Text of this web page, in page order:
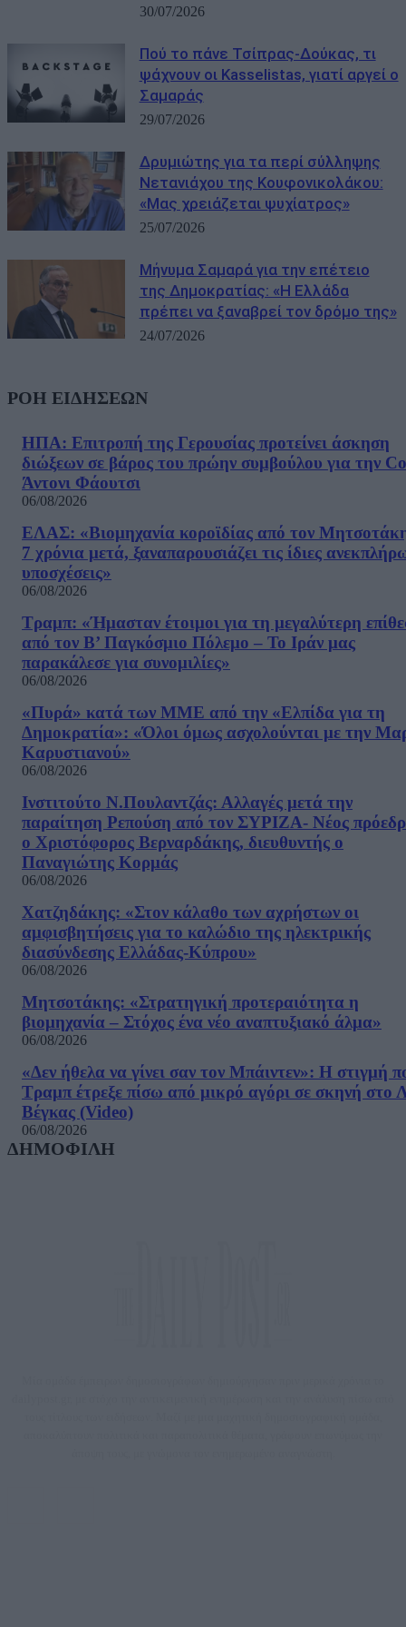
30/07/2026
Πού το πάνε Τσίπρας-Δούκας, τι
ψάχνουν οι Kasselistas, γιατί αργεί ο
Σαμαράς
29/07/2026
Δρυμιώτης για τα περί σύλληψης
Νετανιάχου της Κουφονικολάκου:
«Μας χρειάζεται ψυχίατρος»
25/07/2026
Μήνυμα Σαμαρά για την επέτειο
της Δημοκρατίας: «Η Ελλάδα
πρέπει να ξαναβρεί τον δρόμο της»
24/07/2026
ΡΟΗ ΕΙΔΗΣΕΩΝ
ΗΠΑ: Επιτροπή της Γερουσίας προτείνει άσκηση
διώξεων σε βάρος του πρώην συμβούλου για την
Άντονι Φάουτσι
06/08/2026
ΕΛΑΣ: «Βιομηχανία κοροϊδίας από τον
7 χρόνια μετά, ξαναπαρουσιάζει τις ίδιες
υποσχέσεις»
06/08/2026
Τραμπ: «Ήμασταν έτοιμοι για τη μεγαλύτερη
από τον Β’ Παγκόσμιο Πόλεμο – Το Ιράν μας
παρακάλεσε για συνομιλίες»
06/08/2026
«Πυρά» κατά των ΜΜΕ από την «Ελπίδα για τη
Δημοκρατία»: «Όλοι όμως ασχολούνται με την
Καρυστιανού»
06/08/2026
Ινστιτούτο Ν.Πουλαντζάς: Αλλαγές μετά την
παραίτηση Ρεπούση από τον ΣΥΡΙΖΑ- Νέος
ο Χριστόφορος Βερναρδάκης, διευθυντής ο
Παναγιώτης Κορμάς
06/08/2026
Χατζηδάκης: «Στον κάλαθο των αχρήστων οι
αμφισβητήσεις για το καλώδιο της ηλεκτρικής
διασύνδεσης Ελλάδας-Κύπρου»
06/08/2026
Μητσοτάκης: «Στρατηγική προτεραιότητα η
βιομηχανία – Στόχος ένα νέο αναπτυξιακό άλμα»
06/08/2026
«Δεν ήθελα να γίνει σαν τον Μπάιντεν»: Η στιγμή
Τραμπ έτρεξε πίσω από μικρό αγόρι σε σκηνή στο
Βέγκας (Video)
06/08/2026
ΔΗΜΟΦΙΛΗ